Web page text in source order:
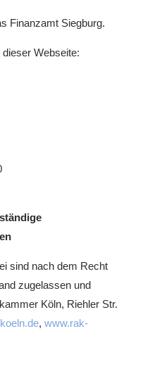
Finanzamt Siegburg.
Webseite:
sind nach dem Recht
zugelassen und
Köln, Riehler Str.
, www.rak-